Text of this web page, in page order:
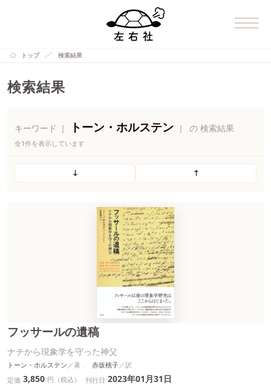
トップ 検索結果
検索結果
キーワード［ トーン・ホルステン ］ の 検索結果
全1件を表示しています
フッサールの遺稿
ナチから現象学を守った神父
トーン・ホルステン
赤坂桃子
定価 3,850 円（税込） 刊行日 2023年01月31日